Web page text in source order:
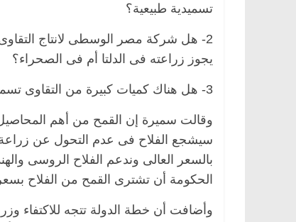
تسميدية طبيعية؟
يجوز زراعته فى الدلتا أم فى الصحراء؟
3- هل هناك كميات كبيرة من التقاوى تسمح بالتوسع الرأسى فى مصر؟.
وقالت سميرة إن القمح من أهم
سيشجع الفلاح فى عدم التحول عن زراعة
بالسعر العالى وندعم الفلاح الروسى
الحكومة أن تشترى القمح من الفلاح
وأضافت أن خطة الدولة تتجه للاكتفاء
الرئيسية
في ذكرى
قانوني
للحرية (بروفايل)
26 يناير، 2026
ناس وناس
د. عبدالخالق فاروق.. خبير اقتصادي
يحتفل بذكرى ميلاده وحيداً على أبواب